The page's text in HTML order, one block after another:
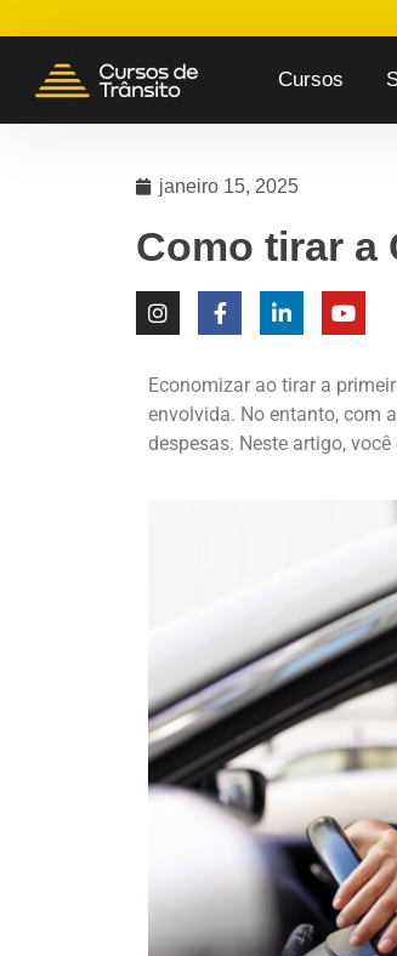
Cursos
janeiro 15, 2025
Como tirar a
Economizar ao tirar a
envolvida. No entanto, com
despesas. Neste artigo, você